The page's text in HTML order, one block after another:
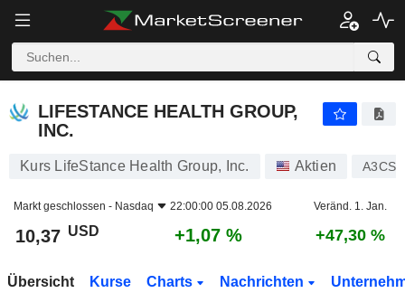
LIFESTANCE HEALTH GROUP,
INC.
Kurs LifeStance Health Group, Inc. Aktien
Markt geschlossen - Nasdaq 22:00:00 05.08.2026 Veränd. 1. Jan.
10,37 USD +1,07 % +47,30 %
Übersicht Kurse Charts Nachrichten